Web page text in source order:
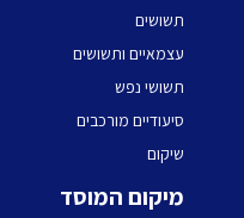
תשושים
עצמאיים ותשושים
תשושי נפש
סיעודיים מורכבים
שיקום
מיקום המוסד